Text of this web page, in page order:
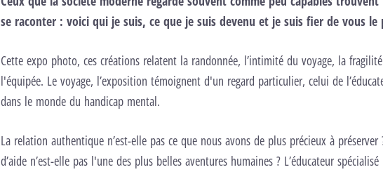
se raconter : voici qui je suis, ce que je suis devenu et je suis fier de vous le
Cette expo photo, ces créations relatent la randonnée, l’intimité du voyage, la
l'équipée. Le voyage, l’exposition témoignent d'un regard particulier, celui de
dans le monde du handicap mental.
La relation authentique n’est-elle pas ce que nous avons de plus précieux à préserver
d’aide n’est-elle pas l'une des plus belles aventures humaines ? L’éducateur